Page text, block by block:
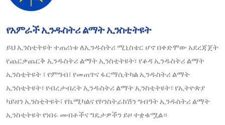
የአምራች ኢንዱስትሪ ልማት ኢንስቲትዩት
ይህ ኢንስቲትዩት ተጠሪነቱ ለኢንዱስትሪ ሚኒስቴር ሆኖ በቀድሞው አደረጃጀት
የጨርቃጨርቅ ኢንዱስትሪ ልማት ኢንስቲትዩት፣ የቆዳ ኢንዱስትሪ ልማት
ኢንስቲትዩት ፣ የምግብ፣ የመጠጥና ፋርማሲትካል ኢንዱስትሪ ልማት
ኢንስቲትዩት፣ የብረታብረት ኢንዱስትሪ ልማት ኢንስቲትዩት፣ የኢትዮጵያ
ካይዘን ኢንስቲትዩት፣ የኬሚካልና የኮንስትራክሽን ግብዓት ኢንዱስትሪ ልማት
ኢንስቲትዩት የነበሩ መብቶችና ግዴታዎችን ይዞ ተቋቁሟል።